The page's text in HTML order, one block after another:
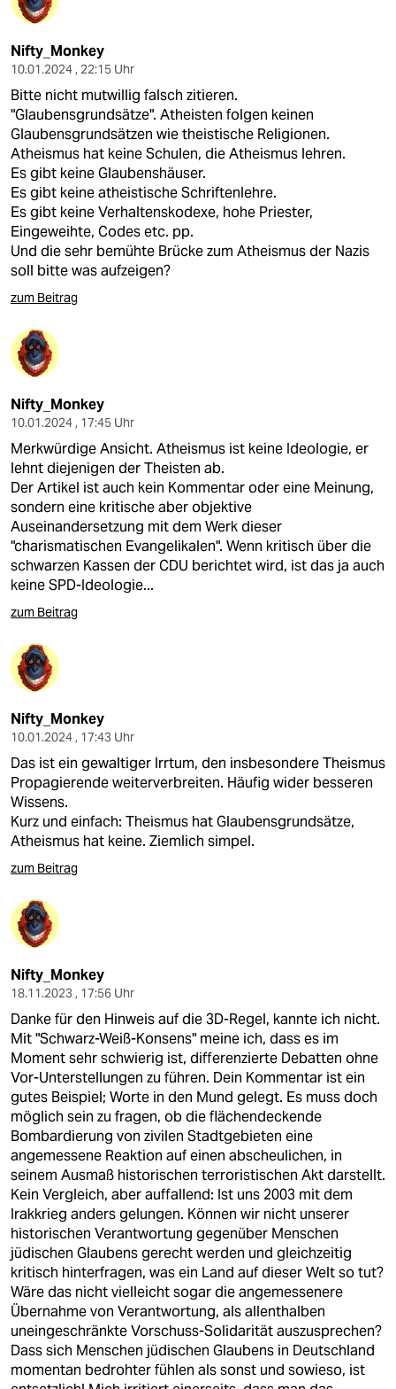
Nifty_Monkey
10.01.2024 , 22:15 Uhr
Bitte nicht mutwillig falsch zitieren.
"Glaubensgrundsätze". Atheisten folgen keinen
Glaubensgrundsätzen wie theistische Religionen.
Atheismus hat keine Schulen, die Atheismus lehren.
Es gibt keine Glaubenshäuser.
Es gibt keine atheistische Schriftenlehre.
Es gibt keine Verhaltenskodexe, hohe Priester,
Eingeweihte, Codes etc. pp.
Und die sehr bemühte Brücke zum Atheismus der Nazis
soll bitte was aufzeigen?
zum Beitrag
Nifty_Monkey
10.01.2024 , 17:45 Uhr
Merkwürdige Ansicht. Atheismus ist keine Ideologie, er
lehnt diejenigen der Theisten ab.
Der Artikel ist auch kein Kommentar oder eine Meinung,
sondern eine kritische aber objektive
Auseinandersetzung mit dem Werk dieser
"charismatischen Evangelikalen". Wenn kritisch über die
schwarzen Kassen der CDU berichtet wird, ist das ja auch
keine SPD-Ideologie...
zum Beitrag
Nifty_Monkey
10.01.2024 , 17:43 Uhr
Das ist ein gewaltiger Irrtum, den insbesondere Theismus
Propagierende weiterverbreiten. Häufig wider besseren
Wissens.
Kurz und einfach: Theismus hat Glaubensgrundsätze,
Atheismus hat keine. Ziemlich simpel.
zum Beitrag
Nifty_Monkey
18.11.2023 , 17:56 Uhr
Danke für den Hinweis auf die 3D-Regel, kannte ich nicht.
Mit "Schwarz-Weiß-Konsens" meine ich, dass es im
Moment sehr schwierig ist, differenzierte Debatten ohne
Vor-Unterstellungen zu führen. Dein Kommentar ist ein
gutes Beispiel; Worte in den Mund gelegt. Es muss doch
möglich sein zu fragen, ob die flächendeckende
Bombardierung von zivilen Stadtgebieten eine
angemessene Reaktion auf einen abscheulichen, in
seinem Ausmaß historischen terroristischen Akt darstellt.
Kein Vergleich, aber auffallend: Ist uns 2003 mit dem
Irakkrieg anders gelungen. Können wir nicht unserer
historischen Verantwortung gegenüber Menschen
jüdischen Glaubens gerecht werden und gleichzeitig
kritisch hinterfragen, was ein Land auf dieser Welt so tut?
Wäre das nicht vielleicht sogar die angemessenere
Übernahme von Verantwortung, als allenthalben
uneingeschränkte Vorschuss-Solidarität auszusprechen?
Dass sich Menschen jüdischen Glaubens in Deutschland
momentan bedrohter fühlen als sonst und sowieso, ist